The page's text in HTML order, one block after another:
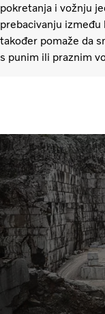
pokretanja i vožnju
prebacivanju
također pomaže da
s punim ili praznim